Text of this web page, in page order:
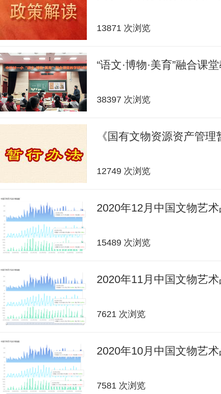
13871 次浏览
“语文·博物·美育”融合课
38397 次浏览
《国有文物资源资产管
12749 次浏览
2020年12月中国文物艺
15489 次浏览
2020年11月中国文物艺
7621 次浏览
2020年10月中国文物艺
7581 次浏览